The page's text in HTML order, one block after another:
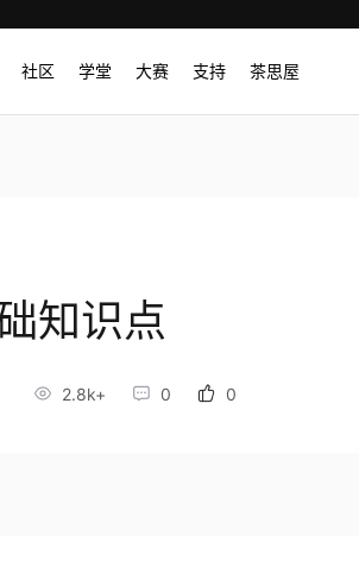
社区 学堂 大赛 支持 茶思屋
知识点
2.8k+ 0 0